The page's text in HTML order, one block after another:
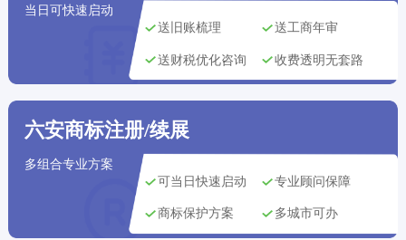
重庆市用户 134****9281
188****5526 刚刚获取了 版权登记方案
上海市用户 197****2149 刚刚获取了 公司注册方案
武汉市用户 161****3060
188****4725 刚刚获取了 代理记账方案
134****3289
当日可快速启动
送旧账梳理
送工商年审
送财税优化咨询 收费透明无套路
六安商标注册/续展
多组合专业方案
可当日快速启动
专业顾问保障
商标保护方案 多城市可办